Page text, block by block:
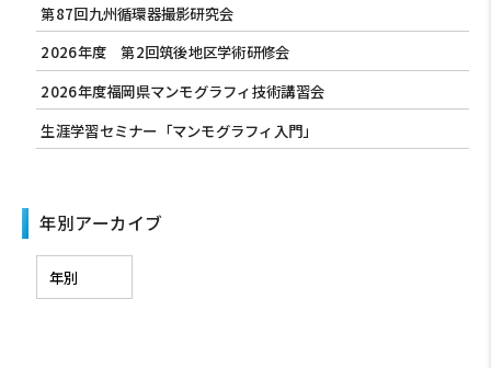
第87回九州循環器撮影研究会
2026年度 第2回筑後地区学術研修会
2026年度福岡県マンモグラフィ技術講習会
生涯学習セミナー「マンモグラフィ入門」
年別アーカイブ